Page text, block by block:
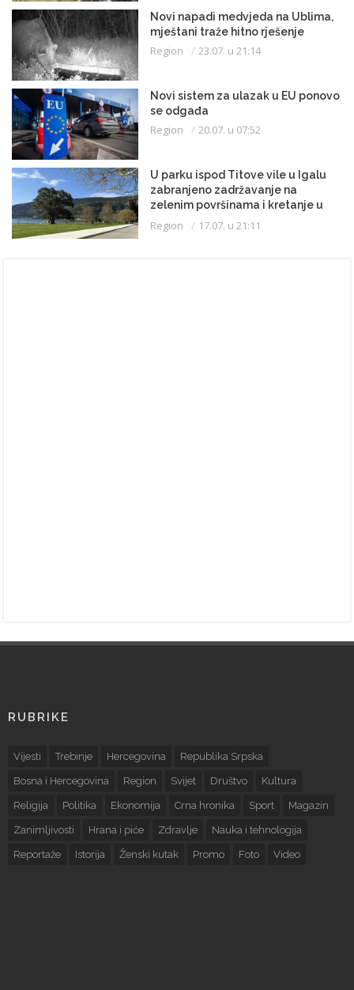
Novi napadi medvjeda na Ublima,
mještani traže hitno rješenje
Region 23.07. u 21:14
Novi sistem za ulazak u EU ponovo
se odgađa
Region 20.07. u 07:52
U parku ispod Titove vile u Igalu
zabranjeno zadržavanje na
zelenim površinama i kretanje u
kupaćem kostimu
Region 17.07. u 21:11
RUBRIKE
Vijesti Trebinje Hercegovina Republika Srpska
Bosna i Hercegovina Region Svijet Društvo Kultura
Religija Politika Ekonomija Crna hronika Sport Magazin
Zanimljivosti Hrana i piće Zdravlje Nauka i tehnologija
Reportaže Istorija Ženski kutak Promo Foto Video